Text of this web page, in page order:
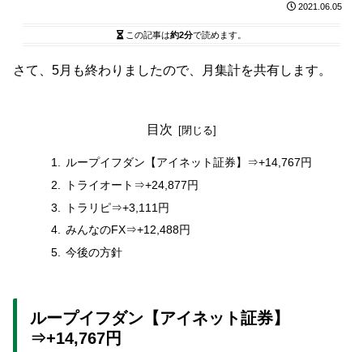
2021.06.05
この記事は約2分で読めます。
さて、5月も終わりましたので、月集計を共有します。
目次
ループイフダン【アイネット証券】⇒+14,767円
トライオート⇒+24,877円
トラリピ⇒+3,111円
みんなのFX⇒+12,488円
今後の方針
ループイフダン【アイネット証券】
⇒+14,767円